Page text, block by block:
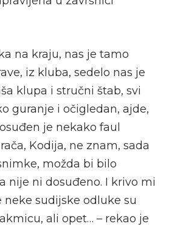
na kraju, nas je tamo
iz kluba, sedelo nas je
klupa i stručni štab, svi
guranje i očigledan, ajde,
je nekako faul
Kodija, ne znam, sada
možda bi bilo
nije ni dosuđeno. I krivo mi
neke sudijske odluke su
ali opet… – rekao je